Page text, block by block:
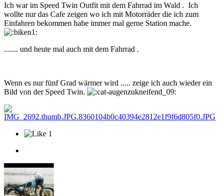
Ich war im Speed Twin Outfit mit dem Fahrrad im Wald . Ich
wollte nur das Cafe zeigen wo ich mit Motorräder die ich zum
Einfahren bekommen habe immer mal gerne Station mache.
....... und heute mal auch mit dem Fahrrad .
Wenn es nur fünf Grad wärmer wird ..... zeige ich auch wieder ein
Bild von der Speed Twin.
1